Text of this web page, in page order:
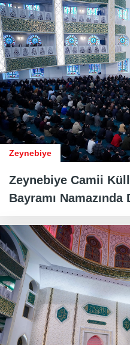
Zeynebiye
Zeynebiye Camii
Bayramı Namazında